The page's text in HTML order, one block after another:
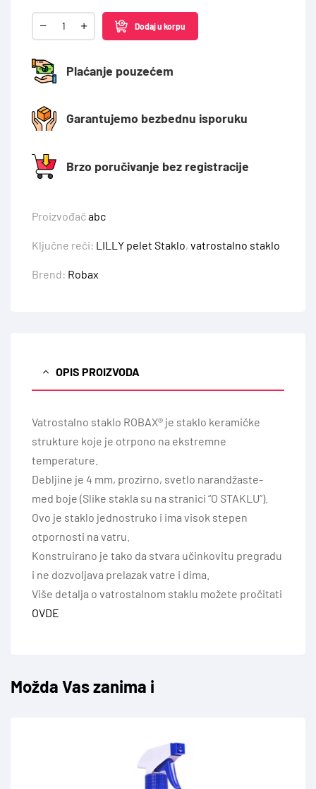
Dodaj u korpu
Plaćanje pouzećem
Garantujemo bezbednu isporuku
Brzo poručivanje bez registracije
Proizvođačabc
Ključne reči: LILLY pelet Staklo, vatrostalno staklo
Brend: Robax
OPIS PROIZVODA
Vatrostalno staklo ROBAX® je staklo keramičke
strukture koje je otrpono na ekstremne
temperature.
Debljine je 4 mm, prozirno, svetlo narandžaste-
med boje (Slike stakla su na stranici “O STAKLU”).
Ovo je staklo jednostruko i ima visok stepen
otpornosti na vatru.
Konstruirano je tako da stvara učinkovitu pregradu
i ne dozvoljava prelazak vatre i dima.
Više detalja o vatrostalnom staklu možete pročitati
OVDE
Možda Vas zanima i